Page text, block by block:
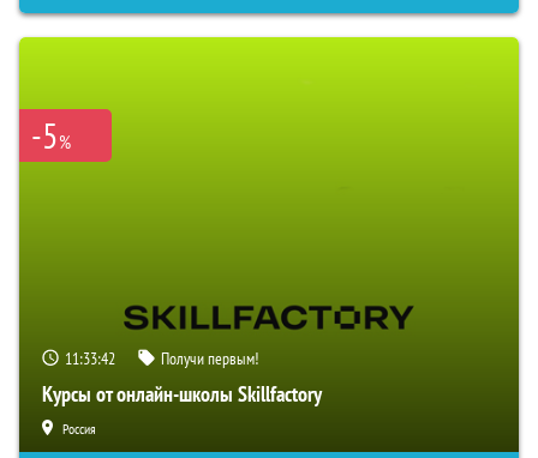
-5%
11:33:41 Получи первым!
Курсы от онлайн-школы Skillfactory
Россия